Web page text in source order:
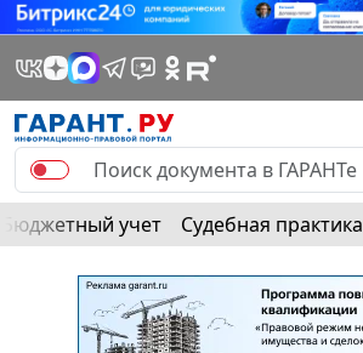
Бюджетный учет Судебная практика